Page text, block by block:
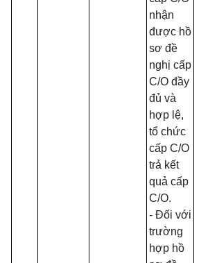
nhận
được hồ
sơ đề
nghị cấp
C/O đầy
đủ và
hợp lệ,
tổ chức
cấp C/O
trả kết
quả cấp
C/O.
- Đối với
trường
hợp hồ